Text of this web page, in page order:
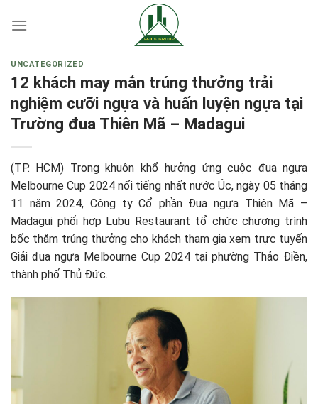
UNCATEGORIZED
12 khách may mắn trúng thưởng trải
nghiệm cưỡi ngựa và huấn luyện ngựa tại
Trường đua Thiên Mã – Madagui
(TP. HCM) Trong khuôn khổ hưởng ứng cuộc đua ngựa
Melbourne Cup 2024 nổi tiếng nhất nước Úc, ngày 05 tháng
11 năm 2024, Công ty Cổ phần Đua ngựa Thiên Mã –
Madagui phối hợp Lubu Restaurant tổ chức chương trình
bốc thăm trúng thưởng cho khách tham gia xem trực tuyến
Giải đua ngựa Melbourne Cup 2024 tại phường Thảo Điền,
thành phố Thủ Đức.